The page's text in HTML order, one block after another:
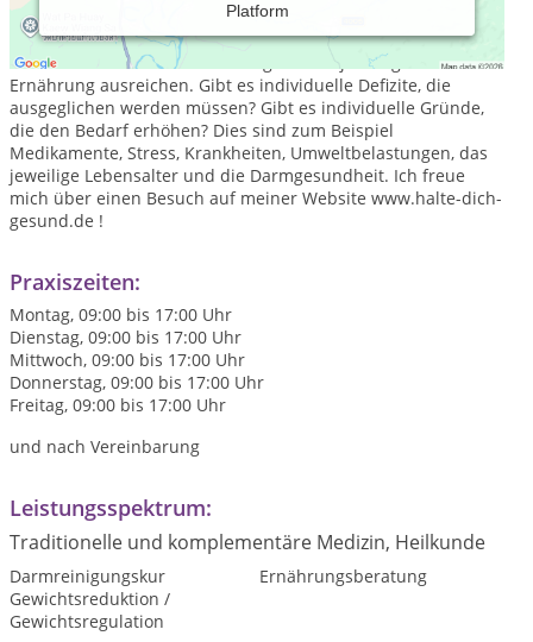
Platform
Ich biete ganzheitliche Ernährungs-und Vitalstoffberatung
an.Wir klären gemeinsam die Frage, ob alle nötigen
Nährstoffe aus unserer Nahrung mit der jeweiligen
Ernährung ausreichen. Gibt es individuelle Defizite, die
ausgeglichen werden müssen? Gibt es individuelle Gründe,
die den Bedarf erhöhen? Dies sind zum Beispiel
Medikamente, Stress, Krankheiten, Umweltbelastungen, das
jeweilige Lebensalter und die Darmgesundheit. Ich freue
mich über einen Besuch auf meiner Website www.halte-dich-
gesund.de !
Praxiszeiten:
Montag, 09:00 bis 17:00 Uhr
Dienstag, 09:00 bis 17:00 Uhr
Mittwoch, 09:00 bis 17:00 Uhr
Donnerstag, 09:00 bis 17:00 Uhr
Freitag, 09:00 bis 17:00 Uhr
und nach Vereinbarung
Leistungsspektrum:
Traditionelle und komplementäre Medizin, Heilkunde
Darmreinigungskur
Ernährungsberatung
Gewichtsreduktion /
Gewichtsregulation